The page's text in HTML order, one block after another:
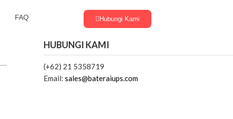
FAQ Hubungi Kami
HUBUNGI KAMI
(+62) 21 5358719
Email: sales@bateraiups.com